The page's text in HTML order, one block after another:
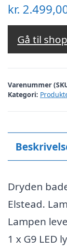
kr.
Gå til shop
Varenummer
Kategori:
Dryden
Elstead.
Lampen
1 x G9 LED